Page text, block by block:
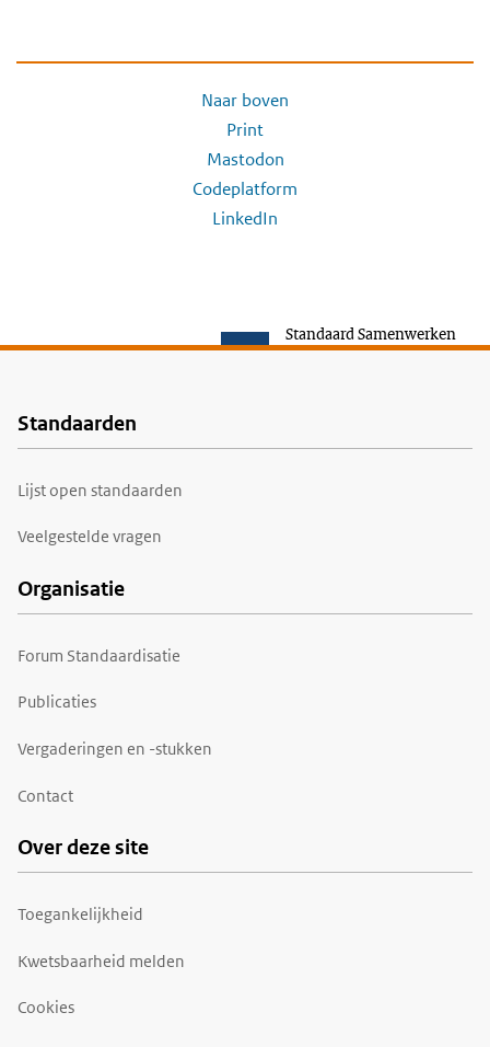
Naar boven
Print
Mastodon
Codeplatform
LinkedIn
Standaard Samenwerken
Voet
Standaarden
Lijst open standaarden
Veelgestelde vragen
Organisatie
Forum Standaardisatie
Publicaties
Vergaderingen en -stukken
Contact
Over deze site
Toegankelijkheid
Kwetsbaarheid melden
Cookies